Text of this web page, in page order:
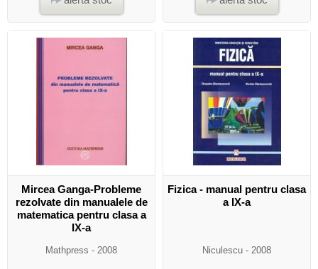
Mircea Ganga-Probleme
rezolvate din manualele de
matematica pentru clasa a
IX-a
Mathpress - 2008
Fizica - manual pentru clasa
a IX-a
Niculescu - 2008